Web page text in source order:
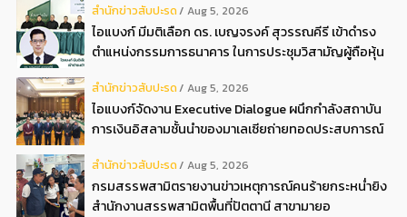
สํานักข่าวสับปะรด Aug 5, 2026
ไอแบงก์ มีมติเลือก ดร. เบญจรงค์ สุวรรณคีรี เข้าดำรง
ตำแหน่งกรรมการธนาคาร ในการประชุมวิสามัญผู้ถือหุ้น
สํานักข่าวสับปะรด Aug 5, 2026
ไอแบงก์จัดงาน Executive Dialogue ผนึกกำลังสถาบัน
การเงินอิสลามชั้นนำของมาเลเซียถ่ายทอดประสบการณ์
อิสลามแห่งอนาคต
สํานักข่าวสับปะรด Aug 5, 2026
กรมสรรพสามิตรายงานข่าวเหตุการณ์คนร้ายกระหน่ำยิง
สำนักงานสรรพสามิตพื้นที่ปัตตานี สาขามายอ